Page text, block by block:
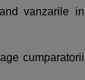
vanzarile in
cumparatorii